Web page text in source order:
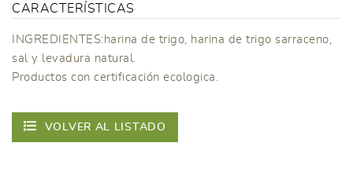
CARACTERÍSTICAS
INGREDIENTES:harina de trigo, harina de trigo sarraceno,
sal y levadura natural.
Productos con certificación ecologica.
VOLVER AL LISTADO